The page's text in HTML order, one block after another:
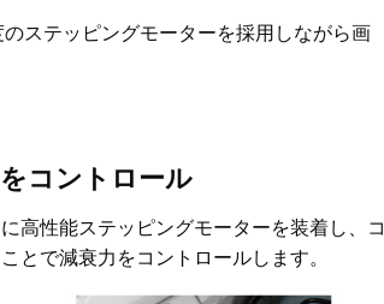
ステッピングモーターを採用しながら画
コントロール
高性能ステッピングモーターを装着し、コ
とで減衰力をコントロールします。